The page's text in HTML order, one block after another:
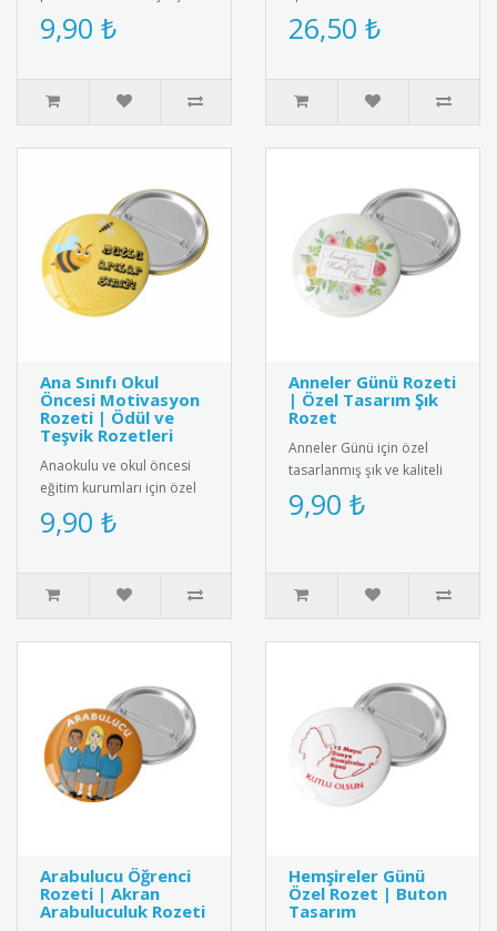
öğrenci rozeti. Metal
malzemeden üretilmiş,
9,90 ₺
kulüp müsabakalarında en
iyi kaleciye verilmek ü..
26,50 ₺
Ana Sınıfı Okul
Öncesi Motivasyon
Rozeti | Ödül ve
Teşvik Rozetleri
Anaokulu ve okul öncesi
eğitim kurumları için özel
tasarım motivasyon
rozetleri. Çocukları teşvik
9,90 ₺
Anneler Günü Rozeti
| Özel Tasarım Şık
Rozet
Anneler Günü için özel
tasarlanmış şık ve kaliteli
rozet. 2025 yılına özel
desen ve renklerle üretil..
9,90 ₺
Arabulucu Öğrenci
Rozeti | Akran
Arabuluculuk Rozeti
Hemşireler Günü
Özel Rozet | Buton
Tasarım